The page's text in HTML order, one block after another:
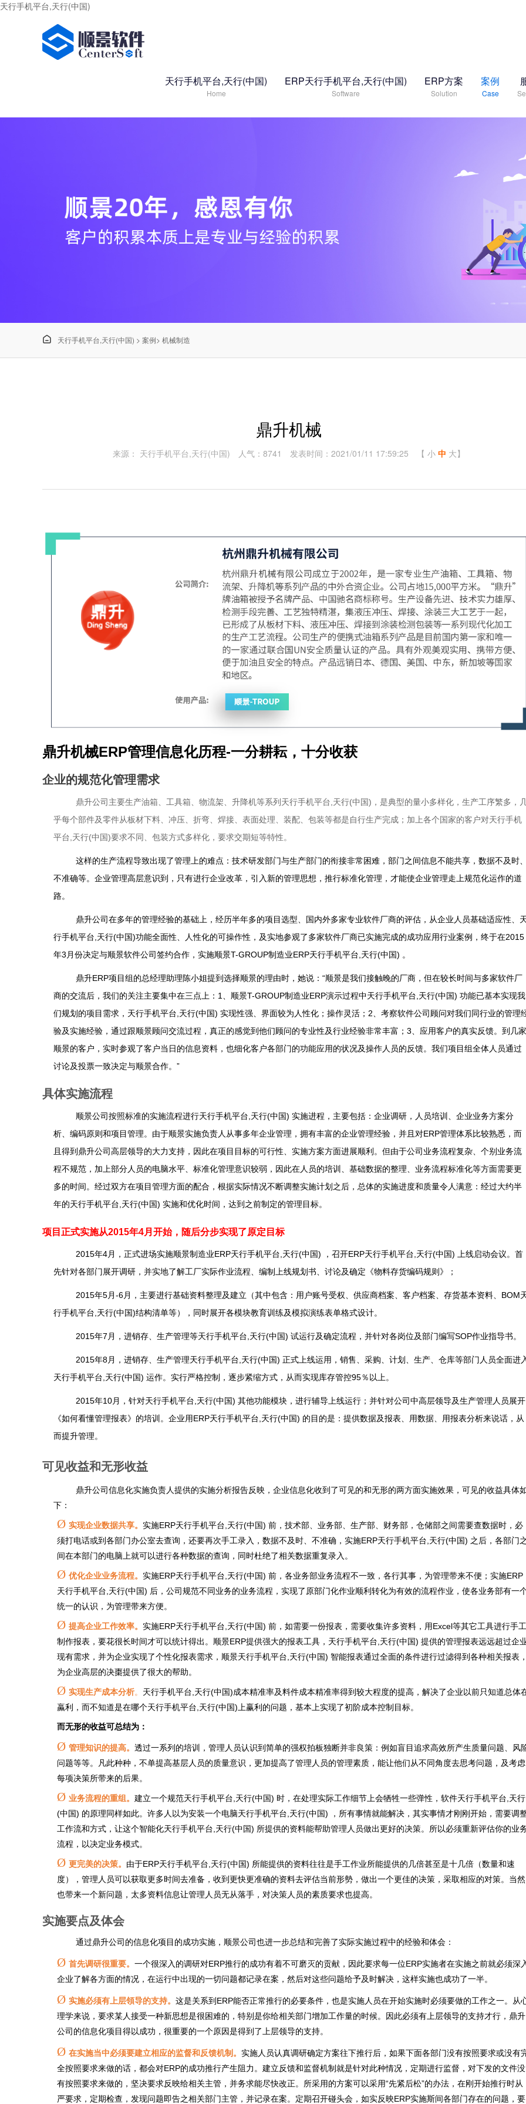
天行手机平台,天行(中国)
天行手机平台,天行(中国)
Home
ERP天行手机平台,天行(中国)
Software
ERP方案
Solution
案例
Case
 天行手机平台,天行(中国) > 案例> 机械制造
鼎升机械
来源： 天行手机平台,天行(中国) 人气：8741 发表时间：2021/01/11 17:59:25 【 小 中 大】
鼎升机械ERP管理信息化历程-一分耕耘，十分收获
企业的规范化管理需求
鼎升公司主要生产油箱、工具箱、物流架、升降机等系列天行手机平台,天行(中国)，是典型的量小多样化，生产工序繁多，
乎每个部件及零件从板材下料、冲压、折弯、焊接、表面处理、装配、包装等都是自行生产完成；加上各个国家的客户对天行手机
平台,天行(中国)要求不同、包装方式多样化，要求交期短等特性。
这样的生产流程导致出现了管理上的难点：技术研发部门与生产部门的衔接非常困难，部门之间信息不能共享，数据不及时、
不准确等。企业管理高层意识到，只有进行企业改革，引入新的管理思想，推行标准化管理，才能使企业管理走上规范化运作的道
路。
鼎升公司在多年的管理经验的基础上，经历半年多的项目选型、国内外多家专业软件厂商的评估，从企业人员基础适应性、
行手机平台,天行(中国)功能全面性、人性化的可操作性，及实地参观了多家软件厂商已实施完成的成功应用行业案例，终于在2015
年3月份决定与顺景软件公司签约合作，实施顺景T-GROUP制造业ERP天行手机平台,天行(中国) 。
鼎升ERP项目组的总经理助理陈小姐提到选择顺景的理由时，她说：“顺景是我们接触晚的厂商，但在较长时间与多家软件厂
商的交流后，我们的关注主要集中在三点上：1、顺景T-GROUP制造业ERP演示过程中天行手机平台,天行(中国) 功能已基本实现我
们规划的项目需求，天行手机平台,天行(中国) 实现性强、界面较为人性化；操作灵活；2、考察软件公司顾问对我们同行业的管理
验及实施经验，通过跟顺景顾问交流过程，真正的感觉到他们顾问的专业性及行业经验非常丰富；3、应用客户的真实反馈。到几家
顺景的客户，实时参观了客户当日的信息资料，也细化客户各部门的功能应用的状况及操作人员的反馈。我们项目组全体人员通过
讨论及投票一致决定与顺景合作。”
具体实施流程
顺景公司按照标准的实施流程进行天行手机平台,天行(中国) 实施进程，主要包括：企业调研，人员培训、企业业务方案分
析、编码原则和项目管理。由于顺景实施负责人从事多年企业管理，拥有丰富的企业管理经验，并且对ERP管理体系比较熟悉，而
且得到鼎升公司高层领导的大力支持，因此在项目目标的可行性、实施方案方面进展顺利。但由于公司业务流程复杂、个别业务流
程不规范，加上部分人员的电脑水平、标准化管理意识较弱，因此在人员的培训、基础数据的整理、业务流程标准化等方面需要更
多的时间。经过双方在项目管理方面的配合，根据实际情况不断调整实施计划之后，总体的实施进度和质量令人满意：经过大约半
年的天行手机平台,天行(中国) 实施和优化时间，达到之前制定的管理目标。
项目正式实施从2015年4月开始，随后分步实现了原定目标
2015年4月，正式进场实施顺景制造业ERP天行手机平台,天行(中国) ，召开ERP天行手机平台,天行(中国) 上线启动会议。首
先针对各部门展开调研，并实地了解工厂实际作业流程、编制上线规划书、讨论及确定《物料存货编码规则》；
2015年5月-6月，主要进行基础资料整理及建立（其中包含：用户账号受权、供应商档案、客户档案、存货基本资料、BOM
行手机平台,天行(中国)结构清单等），同时展开各模块教育训练及模拟演练表单格式设计。
2015年7月，进销存、生产管理等天行手机平台,天行(中国) 试运行及确定流程，并针对各岗位及部门编写SOP作业指导书。
2015年8月，进销存、生产管理天行手机平台,天行(中国) 正式上线运用，销售、采购、计划、生产、仓库等部门人员全面进
天行手机平台,天行(中国) 运作。实行严格控制，逐步紧缩方式，从而实现库存管控95％以上。
2015年10月，针对天行手机平台,天行(中国) 其他功能模块，进行辅导上线运行；并针对公司中高层领导及生产管理人员展开
《如何看懂管理报表》的培训。企业用ERP天行手机平台,天行(中国) 的目的是：提供数据及报表、用数据、用报表分析来说话，从
而提升管理。
可见收益和无形收益
鼎升公司信息化实施负责人提供的实施分析报告反映，企业信息化收到了可见的和无形的两方面实施效果，可见的收益具体
下：
Ø 实现企业数据共享。 实施ERP天行手机平台,天行(中国) 前，技术部、业务部、生产部、财务部，仓储部之间需要查数据时，必
须打电话或到各部门办公室去查询，还要再次手工录入，数据不及时、不准确，实施ERP天行手机平台,天行(中国) 之后，各部门之
间在本部门的电脑上就可以进行各种数据的查询，同时杜绝了相关数据重复录入。
Ø 优化企业业务流程。 实施ERP天行手机平台,天行(中国) 前，各业务部业务流程不一致，各行其事，为管理带来不便；实施ERP
天行手机平台,天行(中国) 后，公司规范不同业务的业务流程，实现了原部门化作业顺利转化为有效的流程作业，使各业务部有一
统一的认识，为管理带来方便。
Ø 提高企业工作效率。 实施ERP天行手机平台,天行(中国) 前，如需要一份报表，需要收集许多资料，用Excel等其它工具进行手工
制作报表，要花很长时间才可以统计得出。顺景ERP提供强大的报表工具，天行手机平台,天行(中国) 提供的管理报表远远超过企
现有需求，并为企业实现了个性化报表需求，顺景天行手机平台,天行(中国) 智能报表通过全面的条件进行过滤得到各种相关报表，
为企业高层的决棗提供了很大的帮助。
Ø 实现生产成本分析。 天行手机平台,天行(中国)成本精准率及料件成本精准率得到较大程度的提高，解决了企业以前只知道总体
蠃利，而不知道是在哪个天行手机平台,天行(中国)上赢利的问题，基本上实现了初阶成本控制目标。
而无形的收益可总结为：
Ø 管理知识的提高。 透过一系列的培训，管理人员认识到简单的强权拍板独断并非良策：例如盲目追求高效所产生质量问题、风
问题等等。凡此种种，不单提高基层人员的质量意识，更加提高了管理人员的管理素质，能让他们从不同角度去思考问题，及考虑
每项决策所带来的后果。
Ø 业务流程的重组。 建立一个规范天行手机平台,天行(中国) 时，在处理实际工作细节上会牺牲一些弹性，软件天行手机平台,天行
(中国) 的原理同样如此。许多人以为安装一个电脑天行手机平台,天行(中国) ，所有事情就能解决，其实事情才刚刚开始，需要调
工作流和方式，让这个智能化天行手机平台,天行(中国) 所提供的资料能帮助管理人员做出更好的决策。所以必须重新评估你的业
流程，以决定业务模式。
Ø 更完美的决策。 由于ERP天行手机平台,天行(中国) 所能提供的资料往往是手工作业所能提供的几倍甚至是十几倍（数量和速
度），管理人员可以获取更多时间去准备，收到更快更准确的资料去评估当前形勢，做出一个更佳的决策，采取相应的对策。当然
也带来一个新问题，太多资料信息让管理人员无从落手，对决策人员的素质要求也提高。
实施要点及体会
通过鼎升公司的信息化项目的成功实施，顺景公司也进一步总结和完善了实际实施过程中的经验和体会：
Ø 首先调研很重要。 一个很深入的调研对ERP推行的成功有着不可磨灭的贡献，因此要求每一位ERP实施者在实施之前就必须深
企业了解各方面的情况，在运行中出现的一切问题都记录在案，然后对这些问题给予及时解决，这样实施也成功了一半。
Ø 实施必须有上层領导的支持。 这是关系到ERP能否正常推行的必要条件，也是实施人员在开始实施时必须要做的工作之一。从
理学来说，要求某人接受一种新思想是很困难的，特别是你给相关部门增加工作量的时候。因此必须有上层领导的支持才行，鼎升
公司的信息化项目得以成功，很重要的一个原因是得到了上层领导的支持。
Ø 在实施当中必须要建立相应的监督和反馈机制。 实施人员认真调研确定方案往下推行后，如果下面各部门没有按照要求或没有
全按照要求来做的话，都会对ERP的成功推行产生阻力。建立反馈和监督机制就是针对此种情况，定期进行监督，对下发的文件没
有按照要求来做的，坚决要求反映给相关主管，并务求能尽快改正。所采用的方案可以采用“先紧后松”的办法，在刚开始推行时从
严要求，定期检查，发现问题即告之相关部门主管，并记录在案。定期召开碰头会，如实反映ERP实施斯间各部门存在的问题，要